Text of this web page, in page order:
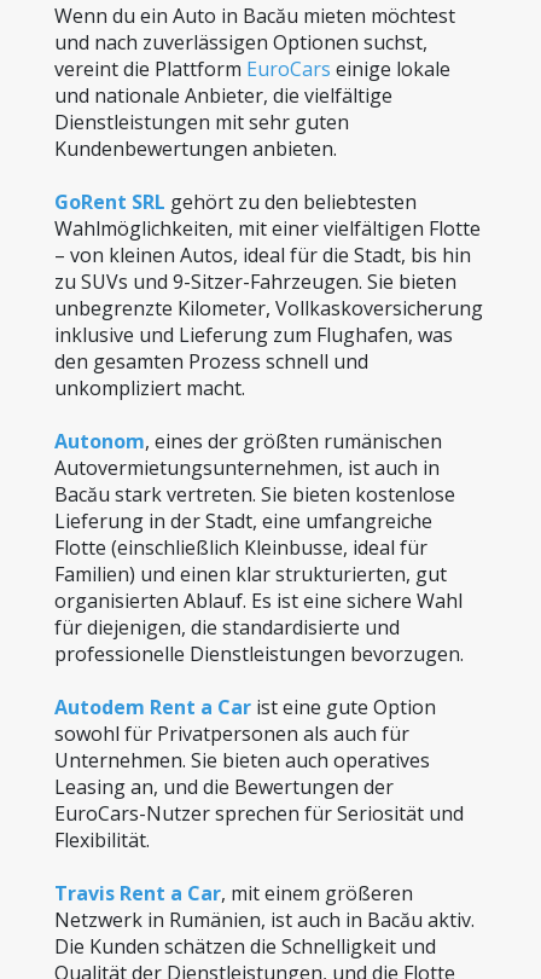
Wenn du ein Auto in Bacău mieten möchtest
und nach zuverlässigen Optionen suchst,
vereint die Plattform EuroCars einige lokale
und nationale Anbieter, die vielfältige
Dienstleistungen mit sehr guten
Kundenbewertungen anbieten.
GoRent SRL gehört zu den beliebtesten
Wahlmöglichkeiten, mit einer vielfältigen Flotte
– von kleinen Autos, ideal für die Stadt, bis hin
zu SUVs und 9-Sitzer-Fahrzeugen. Sie bieten
unbegrenzte Kilometer, Vollkaskoversicherung
inklusive und Lieferung zum Flughafen, was
den gesamten Prozess schnell und
unkompliziert macht.
Autonom, eines der größten rumänischen
Autovermietungsunternehmen, ist auch in
Bacău stark vertreten. Sie bieten kostenlose
Lieferung in der Stadt, eine umfangreiche
Flotte (einschließlich Kleinbusse, ideal für
Familien) und einen klar strukturierten, gut
organisierten Ablauf. Es ist eine sichere Wahl
für diejenigen, die standardisierte und
professionelle Dienstleistungen bevorzugen.
Autodem Rent a Car ist eine gute Option
sowohl für Privatpersonen als auch für
Unternehmen. Sie bieten auch operatives
Leasing an, und die Bewertungen der
EuroCars-Nutzer sprechen für Seriosität und
Flexibilität.
Travis Rent a Car, mit einem größeren
Netzwerk in Rumänien, ist auch in Bacău aktiv.
Die Kunden schätzen die Schnelligkeit und
Qualität der Dienstleistungen, und die Flotte